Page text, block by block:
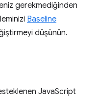
gerekmediğinden
Baseline
düşünün.
JavaScript